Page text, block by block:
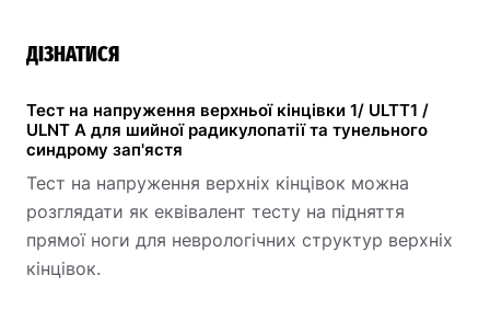
ДІЗНАТИСЯ
Тест на напруження верхньої кінцівки 1/ ULTT1 /
ULNT A для шийної радикулопатії та тунельного
синдрому зап'ястя
Тест на напруження верхніх кінцівок можна
розглядати як еквівалент тесту на підняття
прямої ноги для неврологічних структур верхніх
кінцівок.